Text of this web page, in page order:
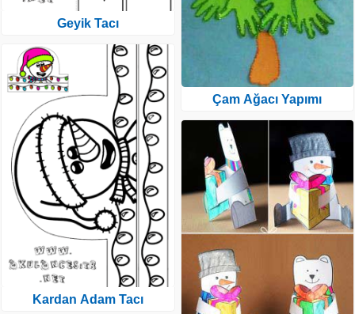
Geyik Tacı
Kardan Adam Tacı
Çam Ağacı Yapımı